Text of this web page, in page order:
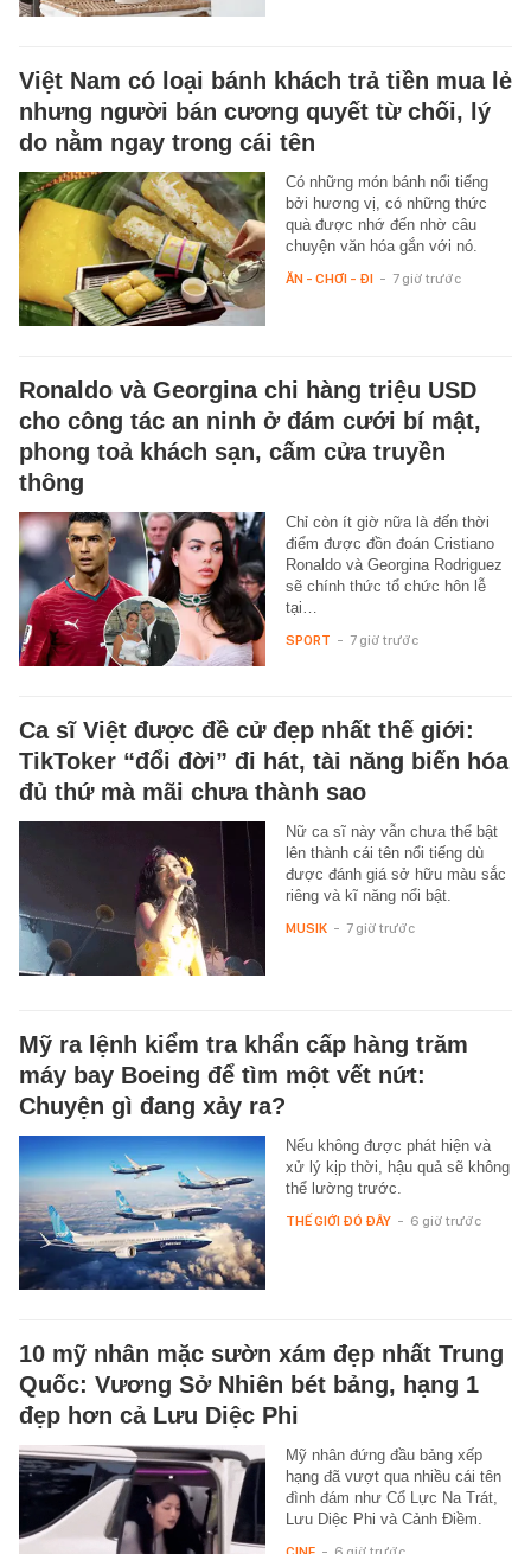
Việt Nam có loại bánh khách trả tiền mua lẻ
nhưng người bán cương quyết từ chối, lý
do nằm ngay trong cái tên
Có những món bánh nổi tiếng
bởi hương vị, có những thức
quà được nhớ đến nhờ câu
chuyện văn hóa gắn với nó.
ĂN - CHƠI - ĐI - 7 giờ trước
Ronaldo và Georgina chi hàng triệu USD
cho công tác an ninh ở đám cưới bí mật,
phong toả khách sạn, cấm cửa truyền
thông
Chỉ còn ít giờ nữa là đến thời
điểm được đồn đoán Cristiano
Ronaldo và Georgina Rodriguez
sẽ chính thức tổ chức hôn lễ
tại…
SPORT - 7 giờ trước
Ca sĩ Việt được đề cử đẹp nhất thế giới:
TikToker “đổi đời” đi hát, tài năng biến hóa
đủ thứ mà mãi chưa thành sao
Nữ ca sĩ này vẫn chưa thể bật
lên thành cái tên nổi tiếng dù
được đánh giá sở hữu màu sắc
riêng và kĩ năng nổi bật.
MUSIK - 7 giờ trước
Mỹ ra lệnh kiểm tra khẩn cấp hàng trăm
máy bay Boeing để tìm một vết nứt:
Chuyện gì đang xảy ra?
Nếu không được phát hiện và
xử lý kịp thời, hậu quả sẽ không
thể lường trước.
THẾ GIỚI ĐÓ ĐÂY - 6 giờ trước
10 mỹ nhân mặc sườn xám đẹp nhất Trung
Quốc: Vương Sở Nhiên bét bảng, hạng 1
đẹp hơn cả Lưu Diệc Phi
Mỹ nhân đứng đầu bảng xếp
hạng đã vượt qua nhiều cái tên
đình đám như Cổ Lực Na Trát,
Lưu Diệc Phi và Cảnh Điềm.